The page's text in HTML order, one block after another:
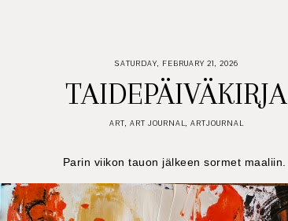
SATURDAY, FEBRUARY 21, 2026
TAIDEPÄIVÄKIRJA
ART, ART JOURNAL, ARTJOURNAL
Parin viikon tauon jälkeen sormet maaliin.